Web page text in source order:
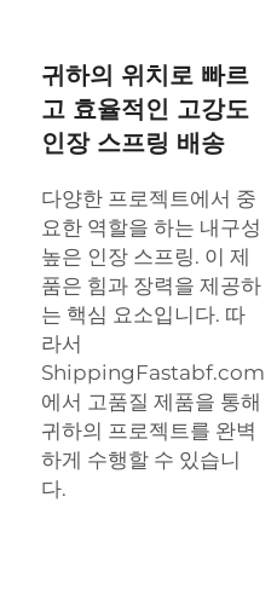
귀하의 위치로 빠르
고 효율적인 고강도
인장 스프링 배송
다양한 프로젝트에서 중
요한 역할을 하는 내구성
높은 인장 스프링. 이 제
품은 힘과 장력을 제공하
는 핵심 요소입니다. 따
라서
ShippingFastabf.com
에서 고품질 제품을 통해
귀하의 프로젝트를 완벽
하게 수행할 수 있습니
다.